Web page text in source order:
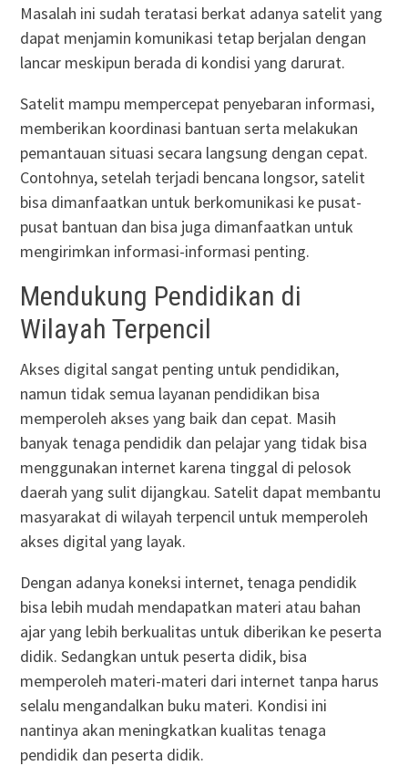
Masalah ini sudah teratasi berkat adanya satelit yang
dapat menjamin komunikasi tetap berjalan dengan
lancar meskipun berada di kondisi yang darurat.
Satelit mampu mempercepat penyebaran informasi,
memberikan koordinasi bantuan serta melakukan
pemantauan situasi secara langsung dengan cepat.
Contohnya, setelah terjadi bencana longsor, satelit
bisa dimanfaatkan untuk berkomunikasi ke pusat-
pusat bantuan dan bisa juga dimanfaatkan untuk
mengirimkan informasi-informasi penting.
Mendukung Pendidikan di
Wilayah Terpencil
Akses digital sangat penting untuk pendidikan,
namun tidak semua layanan pendidikan bisa
memperoleh akses yang baik dan cepat. Masih
banyak tenaga pendidik dan pelajar yang tidak bisa
menggunakan internet karena tinggal di pelosok
daerah yang sulit dijangkau. Satelit dapat membantu
masyarakat di wilayah terpencil untuk memperoleh
akses digital yang layak.
Dengan adanya koneksi internet, tenaga pendidik
bisa lebih mudah mendapatkan materi atau bahan
ajar yang lebih berkualitas untuk diberikan ke peserta
didik. Sedangkan untuk peserta didik, bisa
memperoleh materi-materi dari internet tanpa harus
selalu mengandalkan buku materi. Kondisi ini
nantinya akan meningkatkan kualitas tenaga
pendidik dan peserta didik.